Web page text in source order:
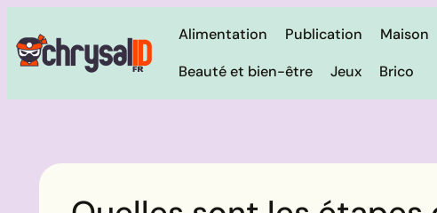
Alimentation Publication Maison
Beauté et bien-être
Jeux Brico